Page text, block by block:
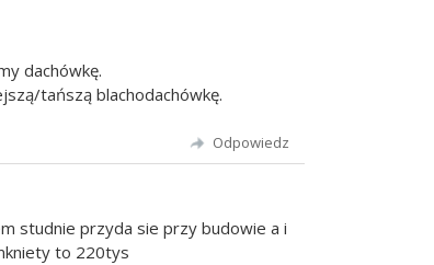
dachówkę.
tańszą blachodachówkę.
Odpowiedz
studnie przyda sie przy budowie a i
to 220tys